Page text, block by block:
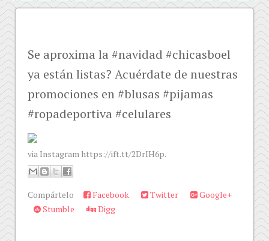
Se aproxima la #navidad #chicasboel
ya están listas? Acuérdate de nuestras
promociones en #blusas #pijamas
#ropadeportiva #celulares
via Instagram https://ift.tt/2DrIH6p.
Compártelo Facebook Twitter
Google+
Stumble
Digg